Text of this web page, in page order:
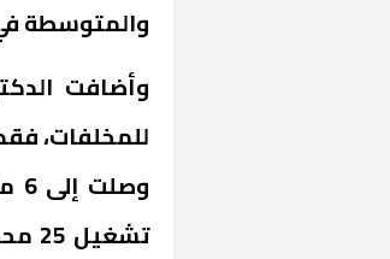
والمتوسطة
وأضافت
للمخلفات،